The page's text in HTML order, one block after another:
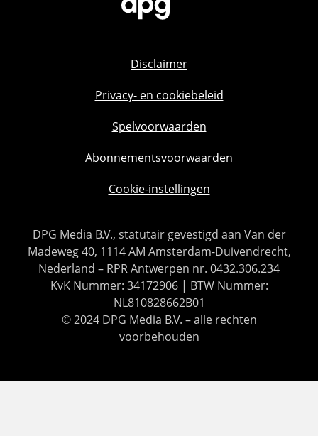
Disclaimer
Privacy- en cookiebeleid
Spelvoorwaarden
Abonnementsvoorwaarden
Cookie-instellingen
DPG Media B.V., statutair gevestigd aan Van der
Madeweg 40, 1114 AM Amsterdam-Duivendrecht,
Nederland – RPR Antwerpen nr. 0432.306.234
KvK Nummer: 34172906 | BTW Nummer:
NL810828662B01
© 2024 DPG Media B.V. – alle rechten
voorbehouden